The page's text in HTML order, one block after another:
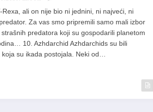
Rexa, ali on nije bio ni jednini, ni najveći, ni
Za vas smo pripremili samo mali izbor
predatora koji su gospodarili planetom
10. Azhdarchid Azhdarchids su bili
koja su ikada postojala. Neki od…